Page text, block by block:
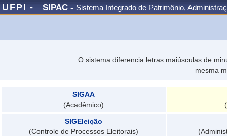
UFPI - SIPAC - Sistema Integrado de Patrimônio,
O sistema diferencia letras maiúsculas de
mesma
SIGAA
(Acadêmico)
SIGEleição
(Controle de Processos Eleitorais)